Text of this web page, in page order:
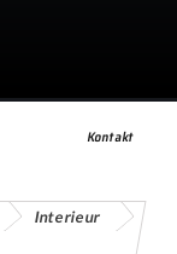
Kontakt
Interieur